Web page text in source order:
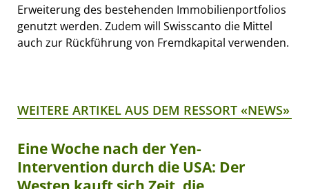
Erweiterung des bestehenden Immobilienportfolios
genutzt werden. Zudem will Swisscanto die Mittel
auch zur Rückführung von Fremdkapital verwenden.
WEITERE ARTIKEL AUS DEM RESSORT «NEWS»
Eine Woche nach der Yen-
Intervention durch die USA: Der